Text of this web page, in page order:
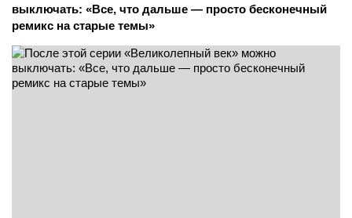
выключать: «Все, что дальше — просто бесконечный
ремикс на старые темы»